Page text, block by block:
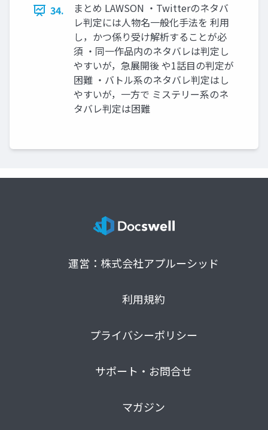
34.
まとめ LAWSON ・Twitterのネタバ
レ判定には人物名一般化手法を 利用
し，かつ係り受け解析することが必
須 ・同一作品内のネタバレは判定し
やすいが，急展開後 や1話目の判定が
困難 ・バトル系のネタバレ判定はし
やすいが，一方で ミステリー系のネ
タバレ判定は困難
運営：株式会社アプルーシッド
利用規約
プライバシーポリシー
サポート・お問合せ
マガジン